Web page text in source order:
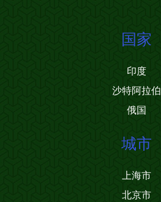
国家
印度
沙特阿拉伯
俄国
城市
上海市
北京市